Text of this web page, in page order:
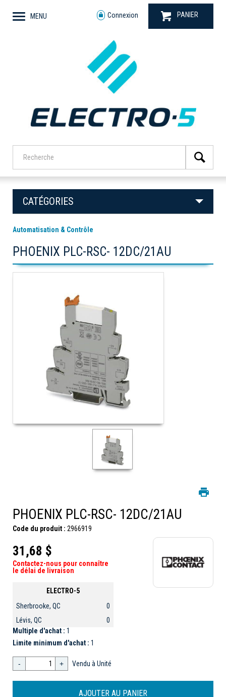
MENU Connexion PANIER
CATÉGORIES
Automatisation & Contrôle
PHOENIX PLC-RSC- 12DC/21AU
PHOENIX PLC-RSC- 12DC/21AU
Code du produit : 2966919
31,68 $
Contactez-nous pour connaître
le délai de livraison
ELECTRO-5
Sherbrooke, QC
0
Lévis, QC
0
Multiple d'achat : 1
Limite minimum d'achat : 1
- + Vendu à Unité